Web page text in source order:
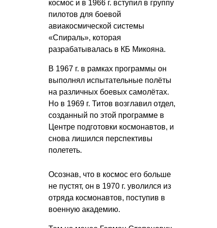
космос и в 1966 г. вступил в группу
пилотов для боевой
авиакосмической системы
«Спираль», которая
разрабатывалась в КБ Микояна.
В 1967 г. в рамках программы он
выполнял испытательные полёты
на различных боевых самолётах.
Но в 1969 г. Титов возглавил отдел,
созданный по этой программе в
Центре подготовки космонавтов, и
снова лишился перспективы
полететь.
Осознав, что в космос его больше
не пустят, он в 1970 г. уволился из
отряда космонавтов, поступив в
военную академию.